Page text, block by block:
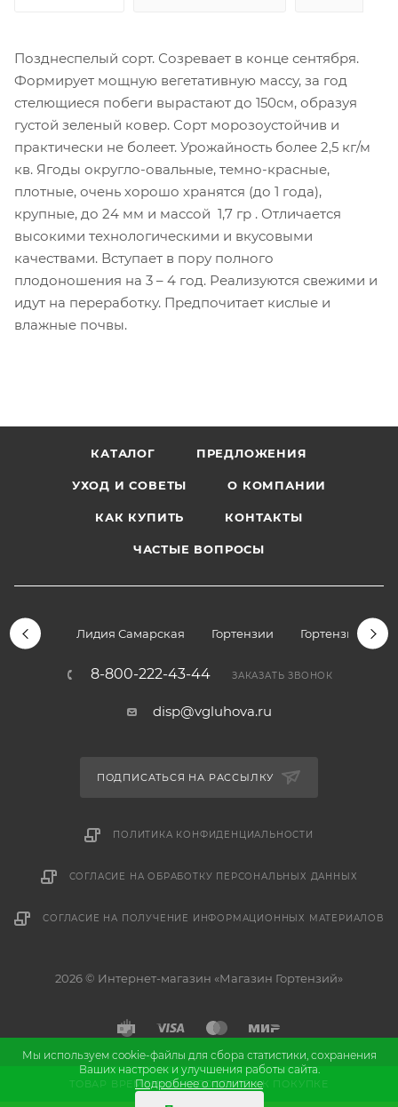
ТОВАР ВРЕМЕННО НЕДОСТУПЕН К ПОКУПКЕ
Позднеспелый сорт. Созревает в конце сентября.
Формирует мощную вегетативную массу, за год
стелющиеся побеги вырастают до 150см, образуя
густой зеленый ковер. Сорт морозоустойчив и
практически не болеет. Урожайность более 2,5 кг/м
кв. Ягоды округло-овальные, темно-красные,
плотные, очень хорошо хранятся (до 1 года),
крупные, до 24 мм и массой 1,7 гр . Отличается
высокими технологическими и вкусовыми
качествами. Вступает в пору полного
плодоношения на 3 – 4 год. Реализуются свежими и
идут на переработку. Предпочитает кислые и
влажные почвы.
КАТАЛОГ ПРЕДЛОЖЕНИЯ
УХОД И СОВЕТЫ О КОМПАНИИ
КАК КУПИТЬ КОНТАКТЫ
ЧАСТЫЕ ВОПРОСЫ
Лидия Самарская Гортензии Гортензии
8-800-222-43-44 ЗАКАЗАТЬ ЗВОНОК
disp@vgluhova.ru
ПОДПИСАТЬСЯ НА РАССЫЛКУ
ПОЛИТИКА КОНФИДЕНЦИАЛЬНОСТИ
СОГЛАСИЕ НА ОБРАБОТКУ ПЕРСОНАЛЬНЫХ ДАННЫХ
СОГЛАСИЕ НА ПОЛУЧЕНИЕ ИНФОРМАЦИОННЫХ МАТЕРИАЛОВ
2026 © Интернет-магазин «Магазин Гортензий»
Разработкаипродвижение сайта
Мы используем cookie-файлы для сбора статистики, сохранения
Ваших настроек и улучшения работы сайта.
Подробнее о политике